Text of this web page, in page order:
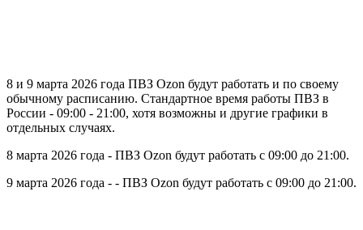
8 и 9 марта 2026 года ПВЗ Ozon будут работать и по своему
обычному расписанию. Стандартное время работы ПВЗ в
России - 09:00 - 21:00, хотя возможны и другие графики в
отдельных случаях.
8 марта 2026 года - ПВЗ Ozon будут работать с 09:00 до 21:00.
9 марта 2026 года - - ПВЗ Ozon будут работать с 09:00 до 21:00.